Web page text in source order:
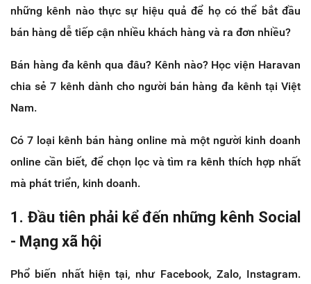
những kênh nào thực sự hiệu quả để họ có thể bắt đầu
bán hàng dễ tiếp cận nhiều khách hàng và ra đơn nhiều?
Bán hàng đa kênh qua đâu? Kênh nào? Học viện Haravan
chia sẻ 7 kênh dành cho người bán hàng đa kênh tại Việt
Nam.
Có 7 loại kênh bán hàng online mà một người kinh doanh
online cần biết, để chọn lọc và tìm ra kênh thích hợp nhất
mà phát triển, kinh doanh.
1. Đầu tiên phải kể đến những kênh Social
- Mạng xã hội
Phổ biến nhất hiện tại, như Facebook, Zalo, Instagram.